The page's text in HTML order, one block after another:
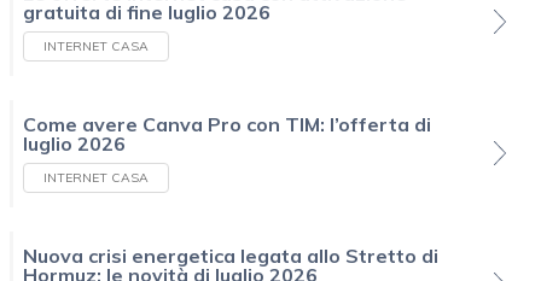
gratuita di fine luglio 2026
INTERNET CASA
Come avere Canva Pro con TIM: l’offerta di
luglio 2026
INTERNET CASA
Nuova crisi energetica legata allo Stretto di
Hormuz: le novità di luglio 2026